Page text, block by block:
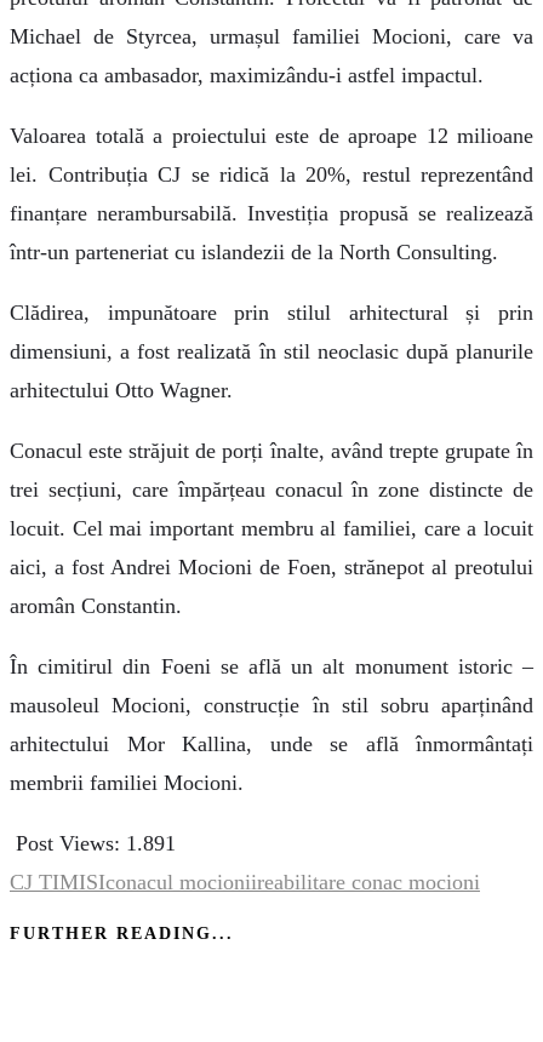
Michael de Styrcea, urmașul familiei Mocioni, care va
acționa ca ambasador, maximizându-i astfel impactul.
Valoarea totală a proiectului este de aproape 12 milioane
lei. Contribuția CJ se ridică la 20%, restul reprezentând
finanțare nerambursabilă. Investiția propusă se realizează
într-un parteneriat cu islandezii de la North Consulting.
Clădirea, impunătoare prin stilul arhitectural și prin
dimensiuni, a fost realizată în stil neoclasic după planurile
arhitectului Otto Wagner.
Conacul este străjuit de porți înalte, având trepte grupate în
trei secțiuni, care împărțeau conacul în zone distincte de
locuit. Cel mai important membru al familiei, care a locuit
aici, a fost Andrei Mocioni de Foen, strănepot al preotului
aromân Constantin.
În cimitirul din Foeni se află un alt monument istoric –
mausoleul Mocioni, construcție în stil sobru aparținând
arhitectului Mor Kallina, unde se află înmormântați
membrii familiei Mocioni.
Post Views: 1.891
CJ TIMISIconacul mocioniireabilitare conac mocioni
FURTHER READING...